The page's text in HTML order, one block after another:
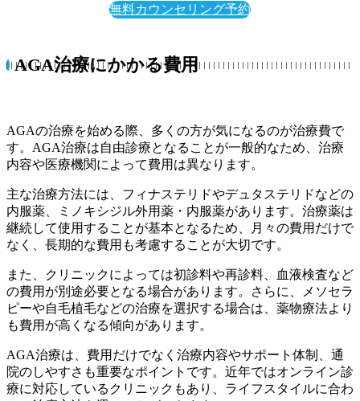
無料カウンセリング予約
AGA治療にかかる費用
AGAの治療を始める際、多くの方が気になるのが治療費で
す。AGA治療は自由診療となることが一般的なため、治療
内容や医療機関によって費用は異なります。
主な治療方法には、フィナステリドやデュタステリドなどの
内服薬、ミノキシジル外用薬・内服薬があります。治療薬は
継続して使用することが基本となるため、月々の費用だけで
なく、長期的な費用も考慮することが大切です。
また、クリニックによっては初診料や再診料、血液検査など
の費用が別途必要となる場合があります。さらに、メソセラ
ピーや自毛植毛などの治療を選択する場合は、薬物療法より
も費用が高くなる傾向があります。
AGA治療は、費用だけでなく治療内容やサポート体制、通
院のしやすさも重要なポイントです。近年ではオンライン診
療に対応しているクリニックもあり、ライフスタイルに合わ